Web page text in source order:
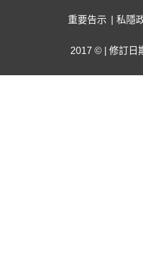
重要告示 私隱
2017 © | 修訂日